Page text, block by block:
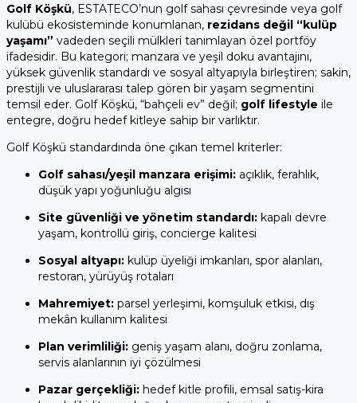
Golf Köşkü, ESTATECO’nun golf sahası çevresinde veya golf
kulübü ekosisteminde konumlanan, rezidans değil “kulüp
yaşamı” vadeden seçili mülkleri tanımlayan özel portföy
ifadesidir. Bu kategori; manzara ve yeşil doku avantajını,
yüksek güvenlik standardı ve sosyal altyapıyla birleştiren; sakin,
prestijli ve uluslararası talep gören bir yaşam segmentini
temsil eder. Golf Köşkü, “bahçeli ev” değil; golf lifestyle ile
entegre, doğru hedef kitleye sahip bir varlıktır.
Golf Köşkü standardında öne çıkan temel kriterler:
Golf sahası/yeşil manzara erişimi: açıklık, ferahlık,
düşük yapı yoğunluğu algısı
Site güvenliği ve yönetim standardı: kapalı devre
yaşam, kontrollü giriş, concierge kalitesi
Sosyal altyapı: kulüp üyeliği imkanları, spor alanları,
restoran, yürüyüş rotaları
Mahremiyet: parsel yerleşimi, komşuluk etkisi, dış
mekân kullanım kalitesi
Plan verimliliği: geniş yaşam alanı, doğru zonlama,
servis alanlarının iyi çözülmesi
Pazar gerçekliği: hedef kitle profili, emsal satış-kira